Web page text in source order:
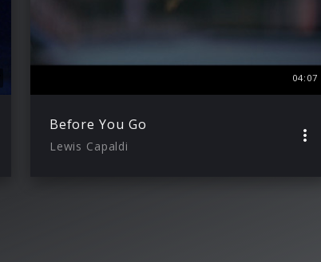
04:07
Before You Go
Lewis Capaldi